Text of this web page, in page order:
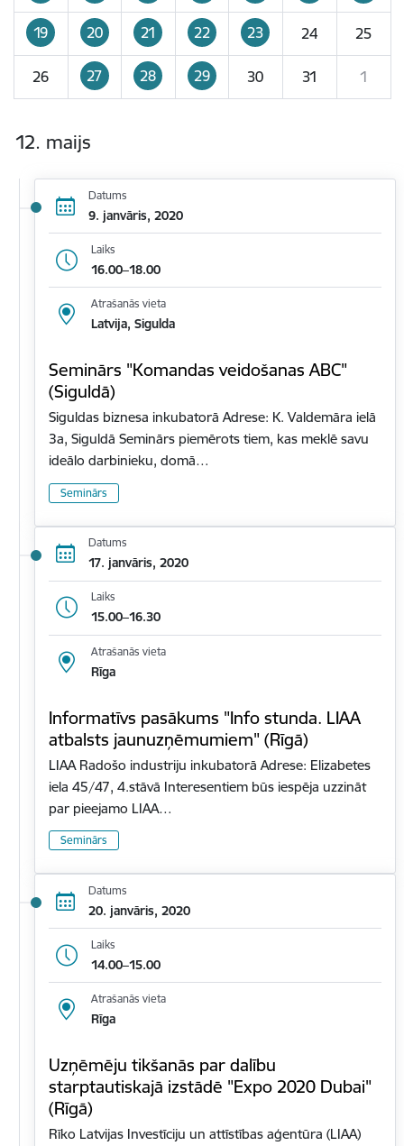
19 20 21 22 23 24 25
26 27 28 29 30 31 1
12. maijs
Datums
9. janvāris, 2020
Laiks
16.00–18.00
Atrašanās vieta
Latvija, Sigulda
Seminārs "Komandas veidošanas ABC"
(Siguldā)
Siguldas biznesa inkubatorā Adrese: K. Valdemāra ielā
3a, Siguldā Seminārs piemērots tiem, kas meklē savu
ideālo darbinieku, domā…
Seminārs
Datums
17. janvāris, 2020
Laiks
15.00–16.30
Atrašanās vieta
Rīga
Informatīvs pasākums "Info stunda. LIAA
atbalsts jaunuzņēmumiem" (Rīgā)
LIAA Radošo industriju inkubatorā Adrese: Elizabetes
iela 45/47, 4.stāvā Interesentiem būs iespēja uzzināt
par pieejamo LIAA…
Seminārs
Datums
20. janvāris, 2020
Laiks
14.00–15.00
Atrašanās vieta
Rīga
Uzņēmēju tikšanās par dalību
starptautiskajā izstādē "Expo 2020 Dubai"
(Rīgā)
Rīko Latvijas Investīciju un attīstības aģentūra (LIAA)